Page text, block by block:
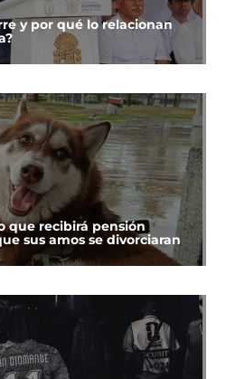
y por qué lo relacionan
que recibirá pensión
sus amos se divorciaran